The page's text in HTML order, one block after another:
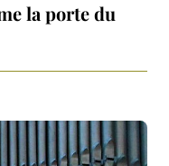
la porte du